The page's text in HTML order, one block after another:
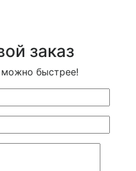
заказ
быстрее!